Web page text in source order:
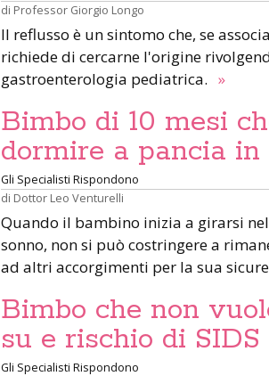
di Professor Giorgio Longo
Il reflusso è un sintomo che, se
richiede di cercarne l'origine
gastroenterologia pediatrica. »
Bimbo di 10 mesi
dormire a pancia in
Gli Specialisti Rispondono
di Dottor Leo Venturelli
Quando il bambino inizia a girarsi
sonno, non si può costringere a
ad altri accorgimenti per la sua
Bimbo che non
su e rischio di SIDS
Gli Specialisti Rispondono